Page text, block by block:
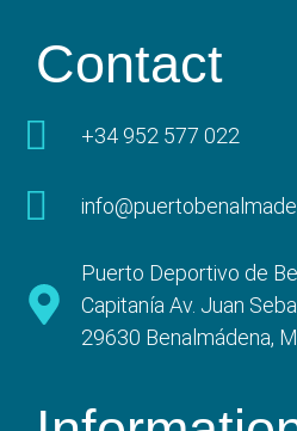
Contact
+34 952 577 022
Puerto Deportivo de
Capitanía Av. Juan
29630 Benalmádena,